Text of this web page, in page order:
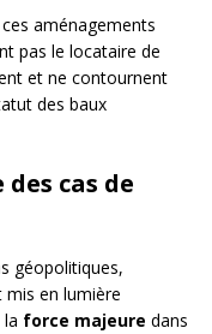
aménagements
pas le locataire de
et ne contournent
des baux
cas de
géopolitiques,
en lumière
la force majeure dans